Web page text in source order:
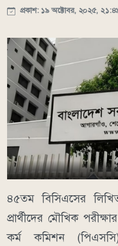
প্রকাশ: ১৯ অক্টোবর, ২০২৫,
৪৫তম বিসিএসের লিখিত
প্রার্থীদের মৌখিক
কর্ম কমিশন